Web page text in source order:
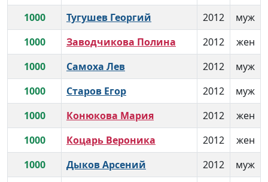
1000
Тугушев Георгий 2012
муж
1000
Заводчикова Полина 2012
жен
1000
Самоха Лев 2012
муж
1000
Старов Егор 2012
муж
1000
Конюкова Мария 2012
жен
1000
Коцарь Вероника 2012
жен
1000
Дыков Арсений 2012
муж